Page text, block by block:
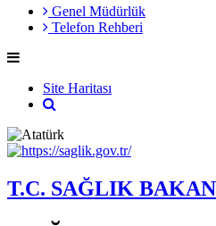
Genel Müdürlük
Telefon Rehberi
Site Haritası
T.C. SAĞLIK